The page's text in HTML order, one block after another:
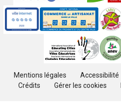
Labels
Mentions légales Accessibilité
Crédits
Gérer les cookies